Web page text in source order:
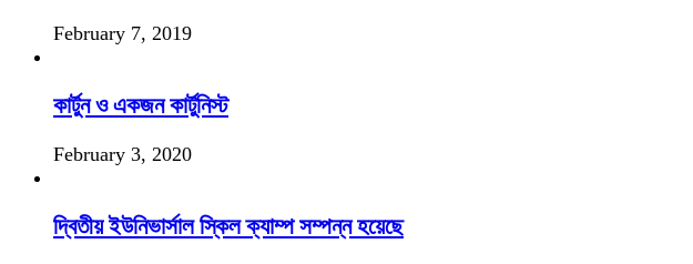
February 7, 2019
কার্টুন ও একজন কার্টুনিস্ট
February 3, 2020
দ্বিতীয় ইউনিভার্সাল স্কিল ক্যাম্প সম্পন্ন হয়েছে